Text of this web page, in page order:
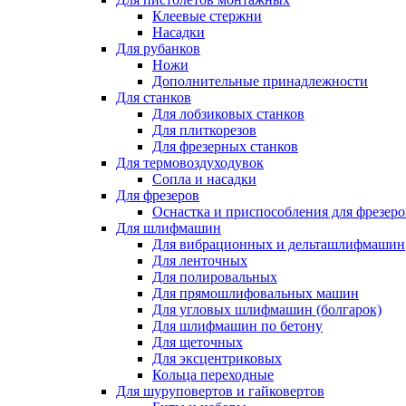
Клеевые стержни
Насадки
Для рубанков
Ножи
Дополнительные принадлежности
Для станков
Для лобзиковых станков
Для плиткорезов
Для фрезерных станков
Для термовоздуходувок
Сопла и насадки
Для фрезеров
Оснастка и приспособления для
Для шлифмашин
Для вибрационных и дельташлифмашин
Для ленточных
Для полировальных
Для прямошлифовальных машин
Для угловых шлифмашин (болгарок)
Для шлифмашин по бетону
Для щеточных
Для эксцентриковых
Кольца переходные
Для шуруповертов и гайковертов